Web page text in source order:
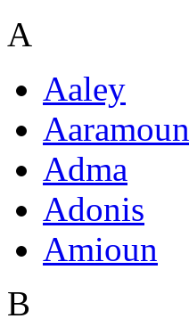
A
Aaley
Aaramoun
Adma
Adonis
Amioun
B